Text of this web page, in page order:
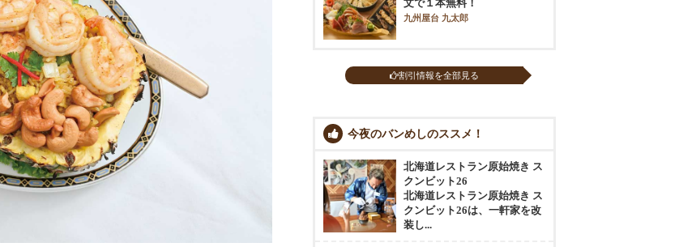
文で１本無料！
九州屋台 九太郎
割引情報を全部見る
今夜のバンめしのススメ！
北海道レストラン原始焼き ス
クンビット26
北海道レストラン原始焼き ス
クンビット26は、一軒家を改
装し...